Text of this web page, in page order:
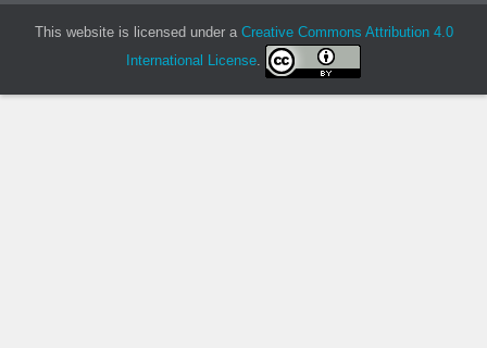
This website is licensed under a Creative Commons Attribution 4.0
International License